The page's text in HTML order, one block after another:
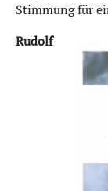
Stimmung für
Rudolf